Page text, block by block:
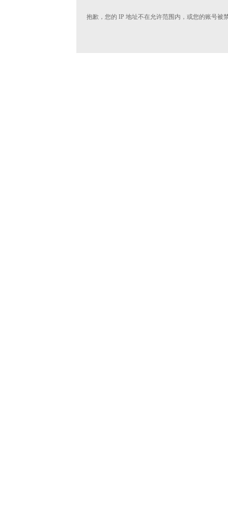
抱歉，您的 IP 地址不在允许范围内，或您的账号被